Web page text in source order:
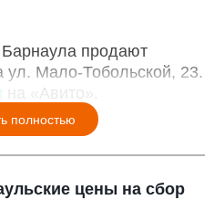
продают
ул. Мало-Тобольской, 23.
на «Авито».
полностью
цены на сбор